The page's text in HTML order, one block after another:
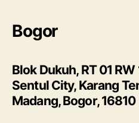
Bogor
Blok Dukuh, RT 01
Sentul City, Karang
Madang, Bogor, 16810